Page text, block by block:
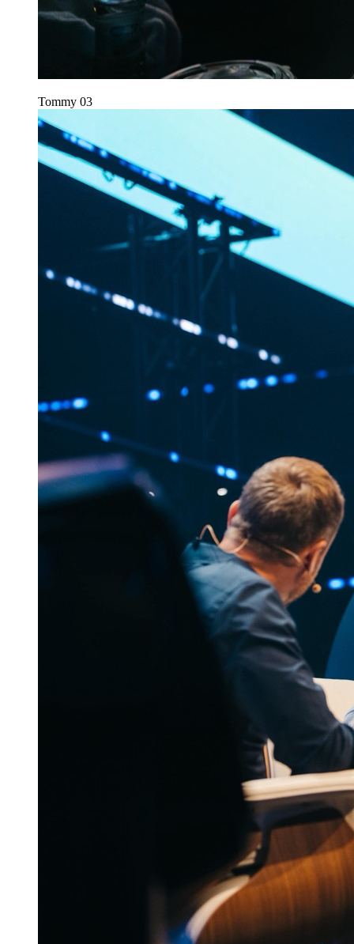
Tommy 03